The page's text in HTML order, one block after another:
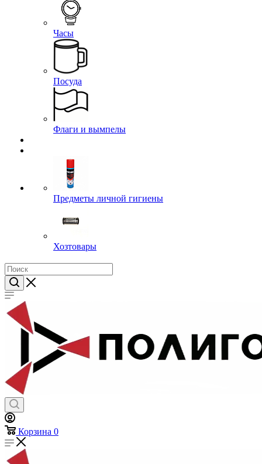
Часы
Посуда
Флаги и вымпелы
Предметы личной гигиены
Хозтовары
Корзина 0